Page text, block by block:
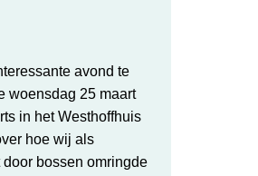
avond te
woensdag 25 maart
in het Westhoffhuis
hoe wij als
bossen omringde